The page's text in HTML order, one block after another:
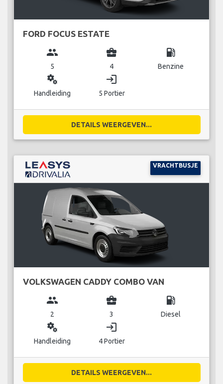
FORD FOCUS ESTATE
group
5
business_center
4
local_gas_station
Benzine
miscellaneous_services
Handleiding
login
5 Portier
DETAILS WEERGEVEN...
VRACHTBUSJE
VOLKSWAGEN CADDY COMBO VAN
group
2
business_center
3
local_gas_station
Diesel
miscellaneous_services
Handleiding
login
4 Portier
DETAILS WEERGEVEN...